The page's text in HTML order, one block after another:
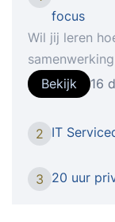
focus
Wil jij leren
lopen? In
Master
hebt. Wil jij
training
Bekijk 16
2 IT
3 20 uur